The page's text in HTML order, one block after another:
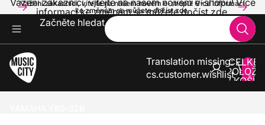
Vážení zákazníci, vítejte na našem novém e-shopu! Více informací
ke změnám se můžete dočíst zde.
Vážení zákazníci, vítejte na našem novém e-shopu! Více
informací ke změnám se můžete dočíst zde.
Začněte hledat
Translation missing:
cs.customer.wishlist
V
0